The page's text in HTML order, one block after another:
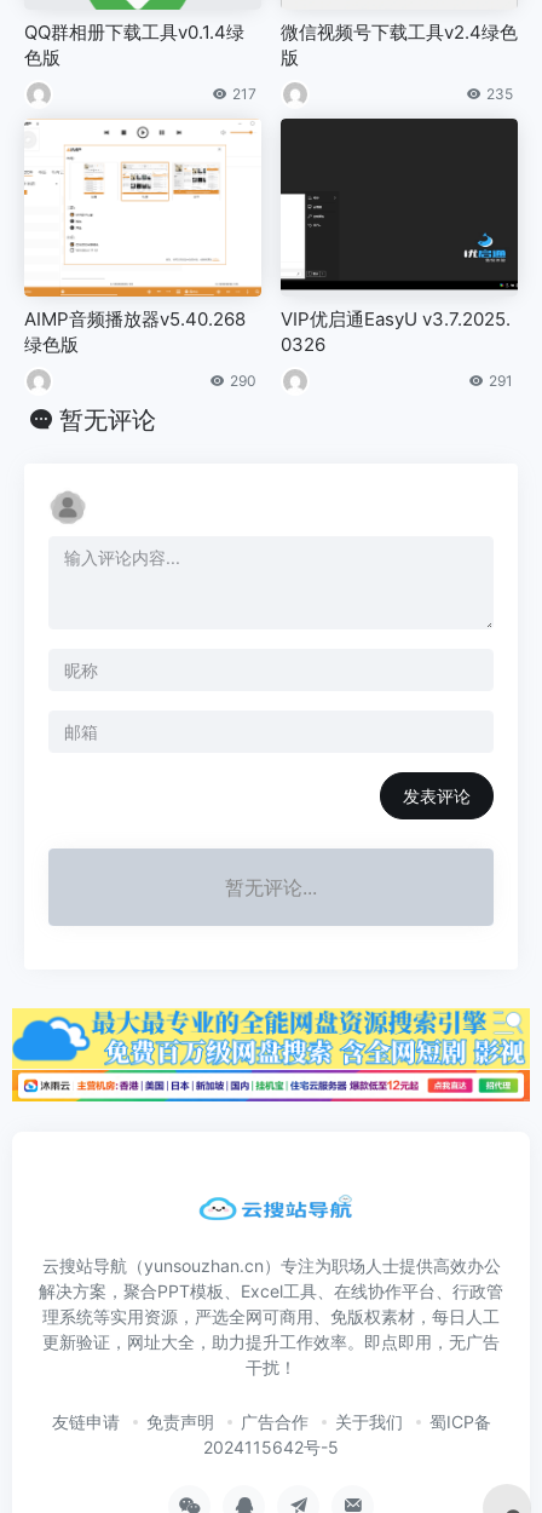
QQ群相册下载工具v0.1.4绿
色版
217
微信视频号下载工具v2.4绿色
版
235
AIMP音频播放器v5.40.268
绿色版
290
VIP优启通EasyU v3.7.2025.
0326
291
暂无评论
发表评论
暂无评论...
云搜站导航（yunsouzhan.cn）专注为职场人士提供高效办公
解决方案，聚合PPT模板、Excel工具、在线协作平台、行政管
理系统等实用资源，严选全网可商用、免版权素材，每日人工
更新验证，网址大全，助力提升工作效率。即点即用，无广告
干扰！
友链申请 免责声明 广告合作 关于我们
蜀ICP备
2024115642号-5